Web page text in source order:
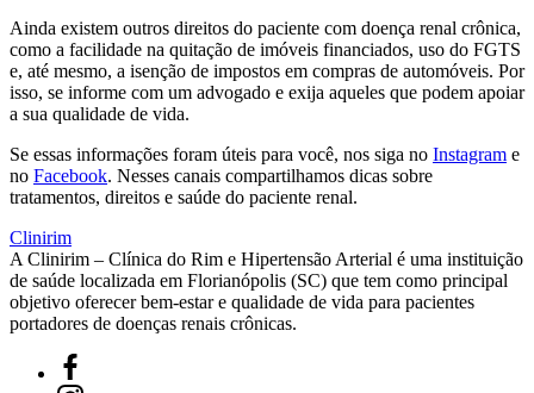
Ainda existem outros direitos do paciente com doença renal crônica,
como a facilidade na quitação de imóveis financiados, uso do FGTS
e, até mesmo, a isenção de impostos em compras de automóveis. Por
isso, se informe com um advogado e exija aqueles que podem apoiar
a sua qualidade de vida.
Se essas informações foram úteis para você, nos siga no Instagram e
no Facebook. Nesses canais compartilhamos dicas sobre
tratamentos, direitos e saúde do paciente renal.
Clinirim
A Clinirim – Clínica do Rim e Hipertensão Arterial é uma instituição
de saúde localizada em Florianópolis (SC) que tem como principal
objetivo oferecer bem-estar e qualidade de vida para pacientes
portadores de doenças renais crônicas.